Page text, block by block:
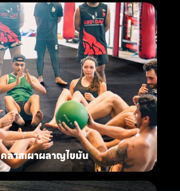
คลาสเผาผลาญไขมัน